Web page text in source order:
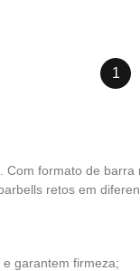
1
Com formato de
retos em
garantem firmeza;